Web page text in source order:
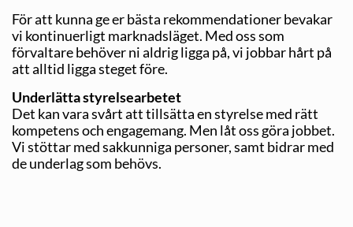
För att kunna ge er bästa rekommendationer bevakar
vi kontinuerligt marknadsläget. Med oss som
förvaltare behöver ni aldrig ligga på, vi jobbar hårt på
att alltid ligga steget före.
Underlätta styrelsearbetet
Det kan vara svårt att tillsätta en styrelse med rätt
kompetens och engagemang. Men låt oss göra jobbet.
Vi stöttar med sakkunniga personer, samt bidrar med
de underlag som behövs.